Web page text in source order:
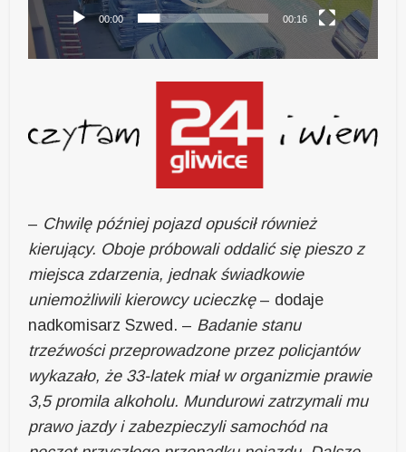
00:00 00:16
– Chwilę później pojazd opuścił również
kierujący. Oboje próbowali oddalić się pieszo z
miejsca zdarzenia, jednak świadkowie
uniemożliwili kierowcy ucieczkę– dodaje
nadkomisarz Szwed. – Badanie stanu
trzeźwości przeprowadzone przez policjantów
wykazało, że 33-latek miał w organizmie prawie
3,5 promila alkoholu. Mundurowi zatrzymali mu
prawo jazdy i zabezpieczyli samochód na